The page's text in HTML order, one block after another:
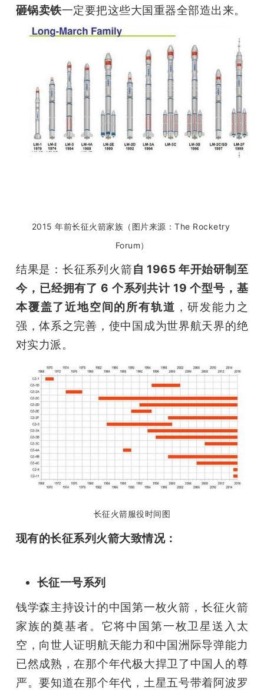
砸锅卖铁一定要把这些大国重器全部造出来。
2015 年前长征火箭家族（图片来源：The Rocketry
Forum）
结果是：长征系列火箭自 1965 年开始研制至
今，已经拥有了 6 个系列共计 19 个型号，基
本覆盖了近地空间的所有轨道 ，研发能力之
强，体系之完善，使中国成为世界航天界的绝
对实力派。
长征火箭服役时间图
现有的长征系列火箭大致情况：
长征一号系列
钱学森主持设计的中国第一枚火箭，长征火箭
家族的奠基者。它将中国第一枚卫星送入太
空，向世人证明航天能力和中国洲际导弹能力
已然成熟，在那个年代极大捍卫了中国人的尊
严。要知道在那个年代，土星五号带着阿波罗